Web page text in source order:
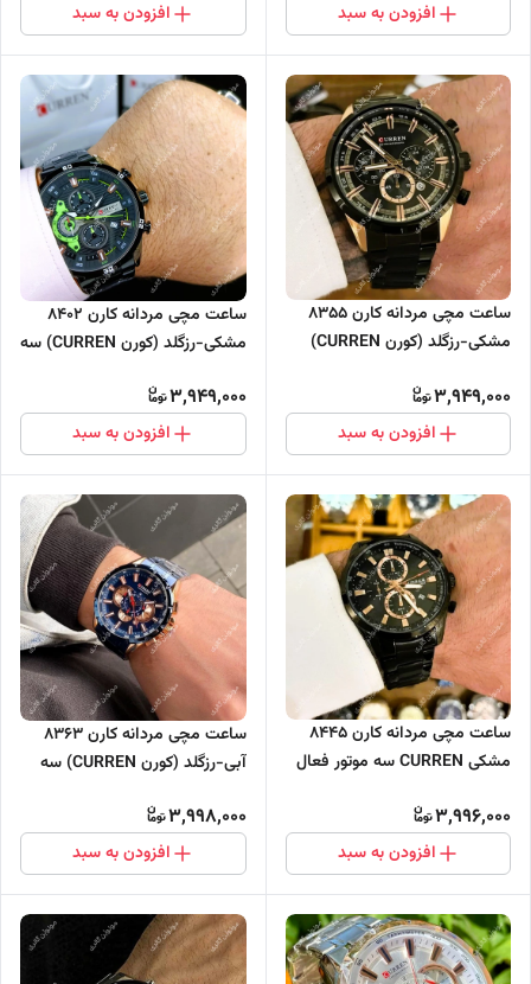
افزودن به سبد افزودن به سبد
ساعت مچی مردانه کارن 8355
مشکی-رزگلد (کورن CURREN)
3,949,000
افزودن به سبد
ساعت مچی مردانه کارن 8402
مشکی-رزگلد (کورن CURREN) سه
3,949,000
افزودن به سبد
ساعت مچی مردانه کارن 8445
مشکی CURREN سه موتور فعال
3,996,000
افزودن به سبد
ساعت مچی مردانه کارن 8363
آبی-رزگلد (کورن CURREN) سه
3,998,000
افزودن به سبد